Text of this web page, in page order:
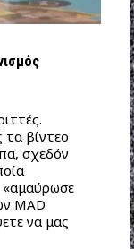
βίντεο
σχεδόν
MAD
να μας